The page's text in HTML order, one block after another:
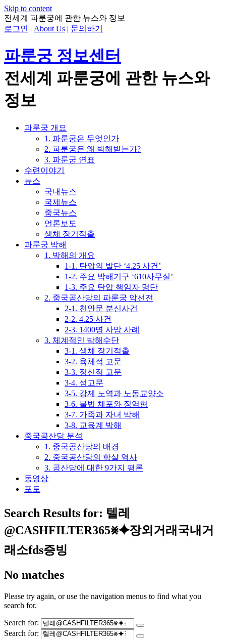
Skip to content
전세계 파룬궁에 관한 뉴스와 정보
로그인 | About Us | 문의하기
파룬궁 정보센터
전세계 파룬궁에 관한 뉴스와
정보
파룬궁 개요
1. 파룬궁은 무엇인가
2. 파룬궁은 왜 박해받는가?
3. 파룬궁 연표
수련이야기
뉴스
국내뉴스
국제뉴스
중국뉴스
언론보도
생체 장기적출
파룬궁 박해
1. 박해의 개요
1-1. 탄압의 발단 ‘4.25 사건’
1-2. 주요 박해기구 ‘610사무실’
1-3. 주요 탄압 책임자 명단
2. 중국공산당의 파룬궁 악선전
2-1. 천안문 분신사건
2-2. 4.25 사건
2-3. 1400명 사망 사례
3. 체계적인 박해수단
3-1. 생체 장기적출
3-2. 육체적 고문
3-3. 정신적 고문
3-4. 성고문
3-5. 강제 노역과 노동교양소
3-6. 불법 체포와 징역형
3-7. 가족과 자녀 박해
3-8. 교육계 박해
중국공산당 분석
1. 중국공산당의 배경
2. 중국공산당의 학살 역사
3. 공산당에 대한 9가지 평론
동영상
포토
Search Results for: 텔레
@CASHFILTER365⨳⯌장외거래국내거
래소fds증빙
No matches
Please try again, or use the navigation menus to find what you
search for.
Search for:
Search for: